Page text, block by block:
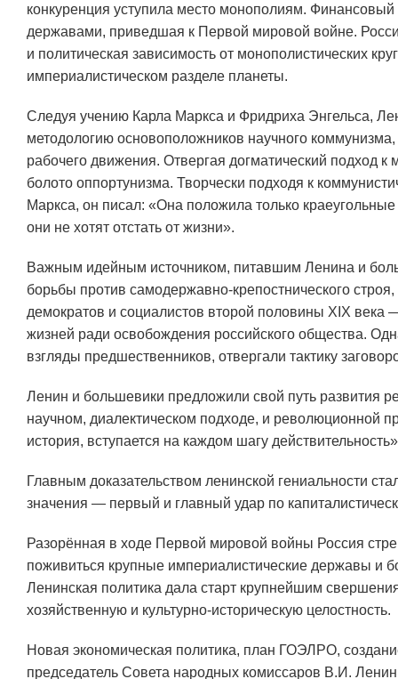
конкуренция уступила место монополиям.
державами, приведшая к Первой мировой войне.
и политическая зависимость от монополистических
империалистическом разделе планеты.
Следуя учению Карла Маркса и Фридриха Энгельса,
методологию основоположников научного
рабочего движения. Отвергая догматический подход
болото оппортунизма. Творчески подходя к
Маркса, он писал: «Она положила только
они не хотят отстать от жизни».
Важным идейным источником, питавшим Ленина и
борьбы против самодержавно-крепостнического
демократов и социалистов второй половины XIX
жизней ради освобождения российского общества.
взгляды предшественников, отвергали тактику
Ленин и большевики предложили свой путь развития
научном, диалектическом подходе, и революционной
история, вступается на каждом шагу
Главным доказательством ленинской гениальности
значения — первый и главный удар по
Разорённая в ходе Первой мировой войны Россия
поживиться крупные империалистические державы и
Ленинская политика дала старт крупнейшим
хозяйственную и культурно-историческую целостность.
Новая экономическая политика, план ГОЭЛРО,
председатель Совета народных комиссаров В.И.